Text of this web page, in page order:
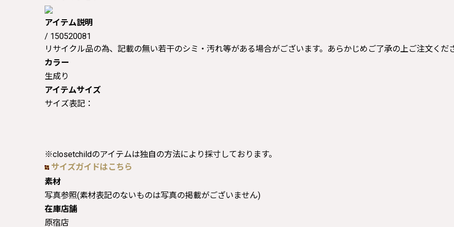
アイテム説明
/ 150520081
リサイクル品の為、記載の無い若干のシミ・汚れ等がある場合がございます。あらかじめご了承の上ご注文くだ
カラー
生成り
アイテムサイズ
サイズ表記：
※closetchildのアイテムは独自の方法により採寸しております。
サイズガイドはこちら
素材
写真参照(素材表記のないものは写真の掲載がございません)
在庫店舗
原宿店